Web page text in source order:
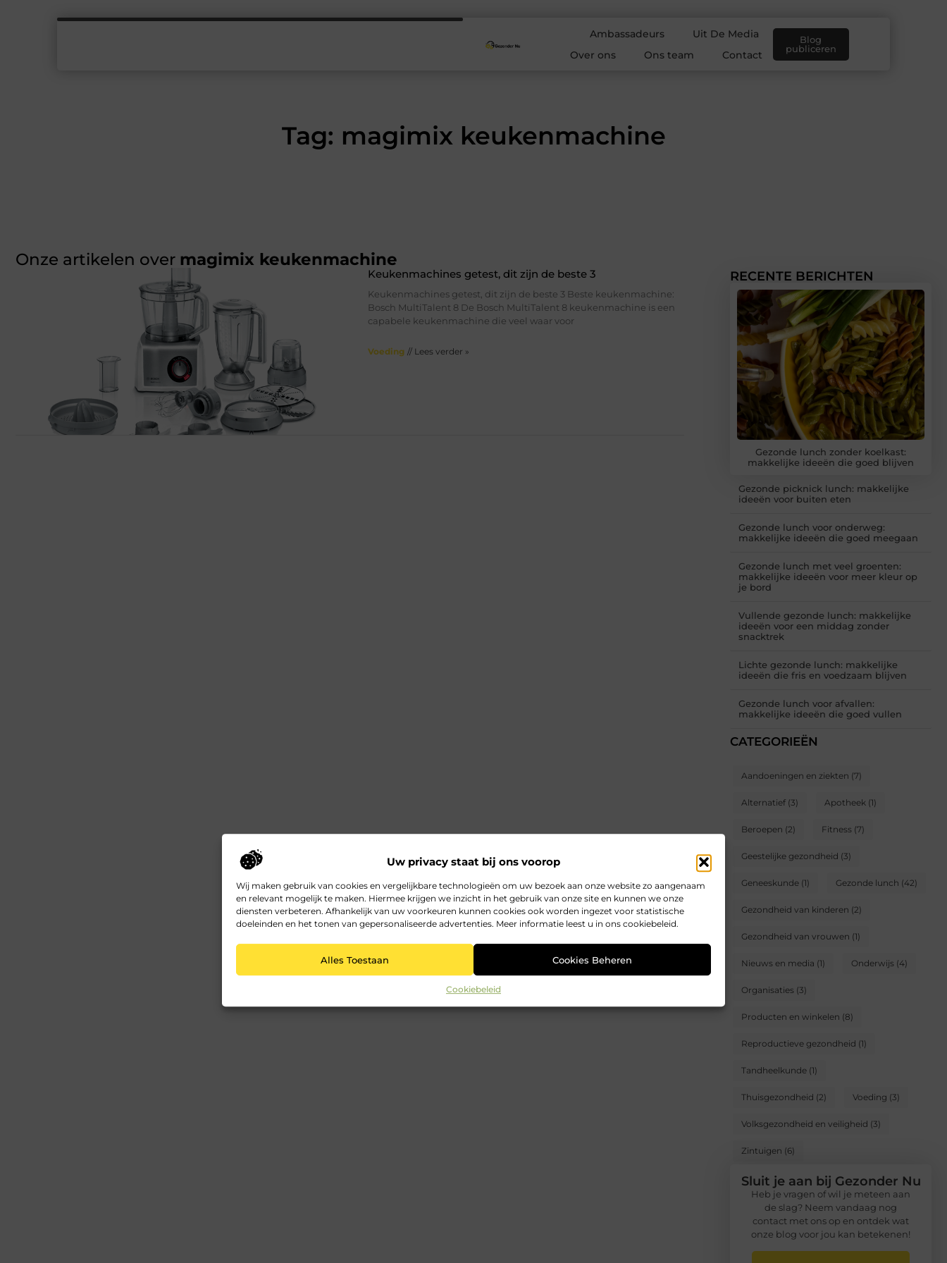
Uw privacy staat bij ons voorop
Wij maken gebruik van cookies en vergelijkbare technologieën om uw bezoek aan onze website zo aangenaam
en relevant mogelijk te maken. Hiermee krijgen we inzicht in het gebruik van onze site en kunnen we onze
diensten verbeteren. Afhankelijk van uw voorkeuren kunnen cookies ook worden ingezet voor statistische
doeleinden en het tonen van gepersonaliseerde advertenties. Meer informatie leest u in ons cookiebeleid.
Alles Toestaan Cookies Beheren
Cookiebeleid
Ambassadeurs
Uit De Media
Over ons
Ons team Contact
Blog
publiceren
Tag: magimix keukenmachine
Onze artikelen over magimix keukenmachine
Keukenmachines getest, dit zijn de beste 3
Keukenmachines getest, dit zijn de beste 3 Beste keukenmachine:
Bosch MultiTalent 8 De Bosch MultiTalent 8 keukenmachine is een
capabele keukenmachine die veel waar voor
Voeding // Lees verder »
RECENTE BERICHTEN
Gezonde lunch zonder koelkast:
makkelijke ideeën die goed blijven
Gezonde picknick lunch: makkelijke
ideeën voor buiten eten
Gezonde lunch voor onderweg:
makkelijke ideeën die goed meegaan
Gezonde lunch met veel groenten:
makkelijke ideeën voor meer kleur op
je bord
Vullende gezonde lunch: makkelijke
ideeën voor een middag zonder
snacktrek
Lichte gezonde lunch: makkelijke
ideeën die fris en voedzaam blijven
Gezonde lunch voor afvallen:
makkelijke ideeën die goed vullen
CATEGORIEËN
Aandoeningen en ziekten (7)
Alternatief (3) Apotheek (1)
Beroepen (2) Fitness (7)
Geestelijke gezondheid (3)
Geneeskunde (1) Gezonde lunch (42)
Gezondheid van kinderen (2)
Gezondheid van vrouwen (1)
Nieuws en media (1) Onderwijs (4)
Organisaties (3)
Producten en winkelen (8)
Reproductieve gezondheid (1)
Tandheelkunde (1)
Thuisgezondheid (2) Voeding (3)
Volksgezondheid en veiligheid (3)
Zintuigen (6)
Sluit je aan bij Gezonder Nu
Heb je vragen of wil je meteen aan
de slag? Neem vandaag nog
contact met ons op en ontdek wat
onze blog voor jou kan betekenen!